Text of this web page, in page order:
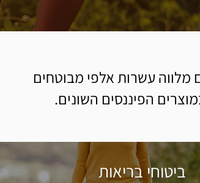
מלווה עשרות אלפי מבוטחים
הפיננסים השונים.
ביטוחי בריאות